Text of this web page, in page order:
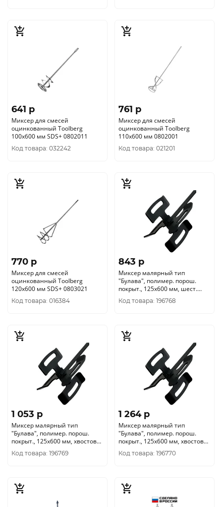
641 p
Миксер для смесей
оцинкованный Toolberg
100х600 мм SDS+ 0802011
Код товара: 032242
761 p
Миксер для смесей
оцинкованный Toolberg
110х600 мм 0802001
Код товара: 021201
770 p
Миксер для смесей
оцинкованный Toolberg
120х600 мм SDS+ 0803021
Код товара: 016384
843 p
Миксер малярный тип
"Булава", полимер. порош.
покрыт., 125х600 мм, шест.
хвост. НЕХ 10, (шт.)
Код товара: 196768
1 053 p
Миксер малярный тип
"Булава", полимер. порош.
покрыт., 125х600 мм, хвостовик
SDS plus, (шт.)
Код товара: 196769
1 264 p
Миксер малярный тип
"Булава", полимер. порош.
покрыт., 125х600 мм, хвостовик
Код товара: 196770